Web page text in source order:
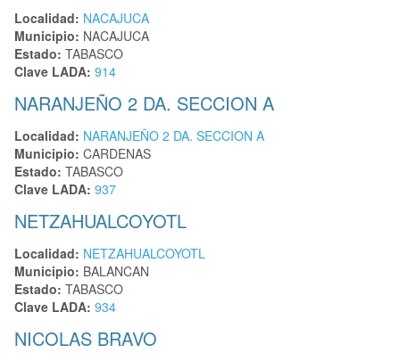
Localidad: NACAJUCA
Municipio: NACAJUCA
Estado: TABASCO
Clave LADA: 914
NARANJEÑO 2 DA. SECCION A
Localidad: NARANJEÑO 2 DA. SECCION A
Municipio: CARDENAS
Estado: TABASCO
Clave LADA: 937
NETZAHUALCOYOTL
Localidad: NETZAHUALCOYOTL
Municipio: BALANCAN
Estado: TABASCO
Clave LADA: 934
NICOLAS BRAVO